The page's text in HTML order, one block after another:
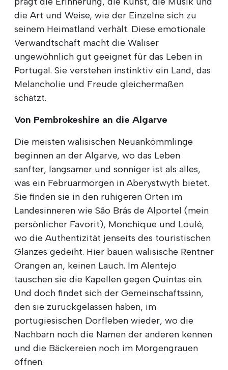
die Art und Weise, wie der Einzelne sich zu
seinem Heimatland verhält. Diese emotionale
Verwandtschaft macht die Waliser
ungewöhnlich gut geeignet für das Leben in
Portugal. Sie verstehen instinktiv ein Land, das
Melancholie und Freude gleichermaßen
schätzt.
Von Pembrokeshire an die Algarve
Die meisten walisischen Neuankömmlinge
beginnen an der Algarve, wo das Leben
sanfter, langsamer und sonniger ist als alles,
was ein Februarmorgen in Aberystwyth bietet.
Sie finden sie in den ruhigeren Orten im
Landesinneren wie São Brás de Alportel (mein
persönlicher Favorit), Monchique und Loulé,
wo die Authentizität jenseits des touristischen
Glanzes gedeiht. Hier bauen walisische Rentner
Orangen an, keinen Lauch. Im Alentejo
tauschen sie die Kapellen gegen Quintas ein.
Und doch findet sich der Gemeinschaftssinn,
den sie zurückgelassen haben, im
portugiesischen Dorfleben wieder, wo die
Nachbarn noch die Namen der anderen kennen
und die Bäckereien noch im Morgengrauen
öffnen.